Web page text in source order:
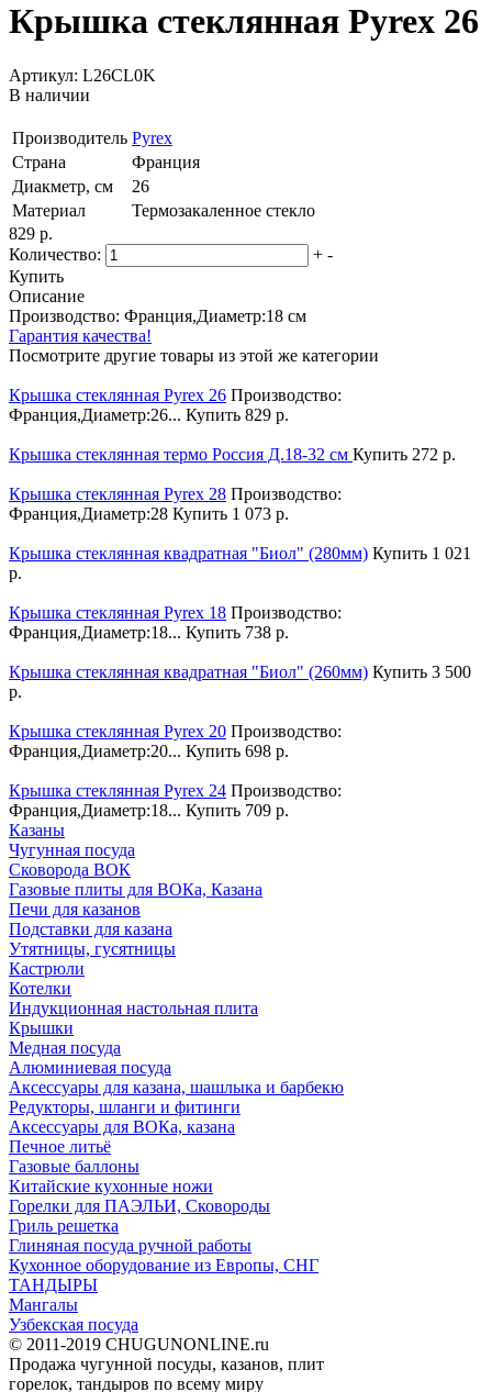
Крышка стеклянная Pyrex 26
Артикул: L26CL0K
В наличии
Производитель Pyrex
Страна
Франция
Диакметр, см
26
Материал
Термозакаленное стекло
829 р.
Количество:
+ -
Купить
Описание
Производство: Франция,Диаметр:18 см
Гарантия качества!
Посмотрите другие товары из этой же категории
Крышка стеклянная Pyrex 26 Производство:
Франция,Диаметр:26... Купить 829 р.
Крышка стеклянная термо Россия Д.18-32 см Купить 272 р.
Крышка стеклянная Pyrex 28 Производство:
Франция,Диаметр:28 Купить 1 073 р.
Крышка стеклянная квадратная "Биол" (280мм) Купить 1 021
р.
Крышка стеклянная Pyrex 18 Производство:
Франция,Диаметр:18... Купить 738 р.
Крышка стеклянная квадратная "Биол" (260мм) Купить 3 500
р.
Крышка стеклянная Pyrex 20 Производство:
Франция,Диаметр:20... Купить 698 р.
Крышка стеклянная Pyrex 24 Производство:
Франция,Диаметр:18... Купить 709 р.
Казаны
Чугунная посуда
Сковорода ВОК
Газовые плиты для ВОКа, Казана
Печи для казанов
Подставки для казана
Утятницы, гусятницы
Кастрюли
Котелки
Индукционная настольная плита
Крышки
Медная посуда
Алюминиевая посуда
Аксессуары для казана, шашлыка и барбекю
Редукторы, шланги и фитинги
Аксессуары для ВОКа, казана
Печное литьё
Газовые баллоны
Китайские кухонные ножи
Горелки для ПАЭЛЬИ, Сковороды
Гриль решетка
Глиняная посуда ручной работы
Кухонное оборудование из Европы, СНГ
ТАНДЫРЫ
Мангалы
Узбекская посуда
© 2011-2019 CHUGUNONLINE.ru
Продажа чугунной посуды, казанов, плит
горелок, тандыров по всему миру